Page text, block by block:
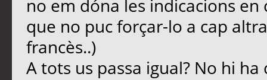
no em dóna les indicacions en
que no puc forçar-lo a cap
francès..)
A tots us passa igual? No hi